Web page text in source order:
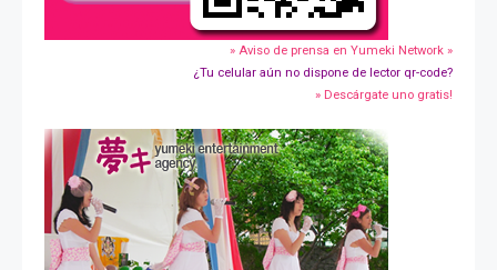
» Aviso de prensa en Yumeki Network »
¿Tu celular aún no dispone de lector qr-code?
» Descárgate uno gratis!